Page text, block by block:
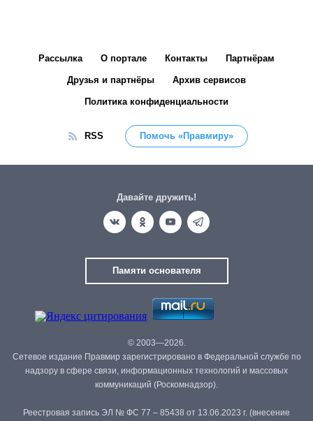
Рассылка О портале Контакты Партнёрам
Друзья и партнёры Архив сервисов
Политика конфиденциальности
RSS Помочь «Правмиру»
Давайте дружить!
Памяти основателя
© 2003—2026.
Сетевое издание Правмир зарегистрировано в Федеральной службе по
надзору в сфере связи, информационных технологий и массовых
коммуникаций (Роскомнадзор).
Реестровая запись ЭЛ № ФС 77 – 85438 от 13.06.2023 г. (внесение